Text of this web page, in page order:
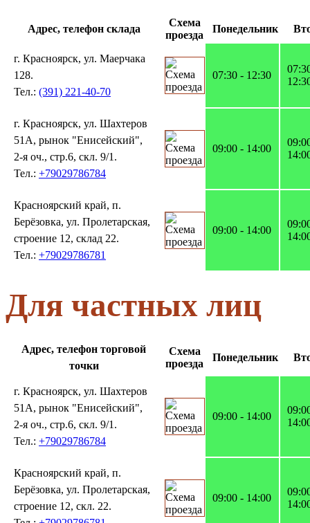
Адрес, телефон склада
Схема
проезда
Понедельник
г. Красноярск, ул. Маерчака
128.
Тел.: (391) 221-40-70
07:30 - 12:30
г. Красноярск, ул. Шахтеров
51А, рынок "Енисейский",
2-я оч., стр.6, скл. 9/1.
Тел.: +79029786784
09:00 - 14:00
Красноярский край, п.
Берёзовка, ул. Пролетарская,
строение 12, склад 22.
Тел.: +79029786781
09:00 - 14:00
Для частных лиц
Адрес, телефон торговой
точки
Схема
проезда
Понедельник
г. Красноярск, ул. Шахтеров
51А, рынок "Енисейский",
2-я оч., стр.6, скл. 9/1.
Тел.: +79029786784
09:00 - 14:00
Красноярский край, п.
Берёзовка, ул. Пролетарская,
строение 12, скл. 22.
09:00 - 14:00